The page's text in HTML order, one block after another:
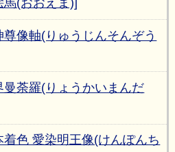
(おおえま)]
像軸(りゅうじんそんぞう
荼羅(りょうかいまんだ
色 愛染明王像(けんぽんち